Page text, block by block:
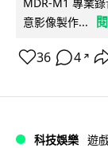
意影像製作...
36 4 ↗
科技娛樂 遊